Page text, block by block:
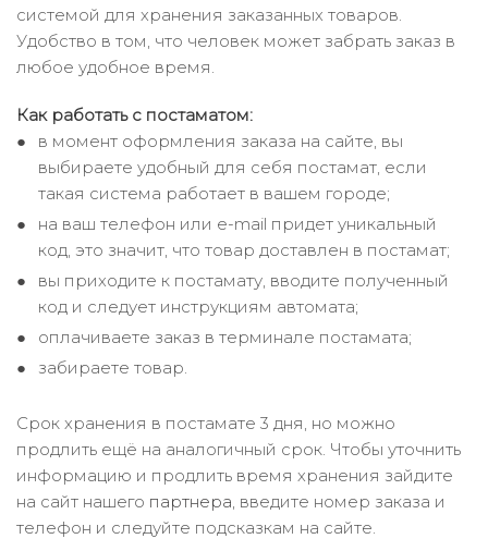
системой для хранения заказанных товаров.
Удобство в том, что человек может забрать заказ в
любое удобное время.
Как работать с постаматом:
в момент оформления заказа на сайте, вы
выбираете удобный для себя постамат, если
такая система работает в вашем городе;
на ваш телефон или e-mail придет уникальный
код, это значит, что товар доставлен в постамат;
вы приходите к постамату, вводите полученный
код и следует инструкциям автомата;
оплачиваете заказ в терминале постамата;
забираете товар.
Срок хранения в постамате 3 дня, но можно
продлить ещё на аналогичный срок. Чтобы уточнить
информацию и продлить время хранения зайдите
на сайт нашего партнера, введите номер заказа и
телефон и следуйте подсказкам на сайте.